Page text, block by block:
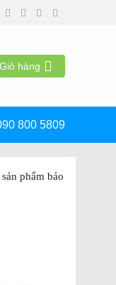
Giỏ hàng
800 5809